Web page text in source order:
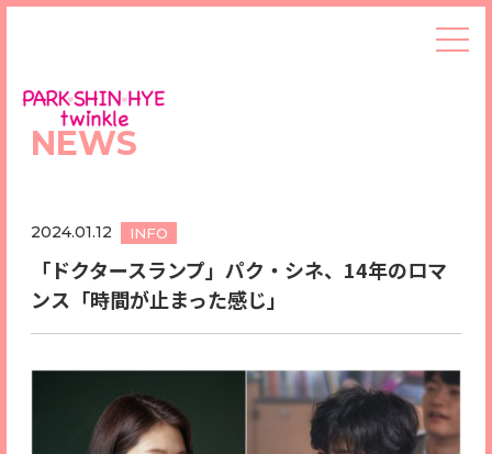
NEWS
2024.01.12 INFO
「ドクタースランプ」パク・シネ、14年のロマ
ンス「時間が止まった感じ」